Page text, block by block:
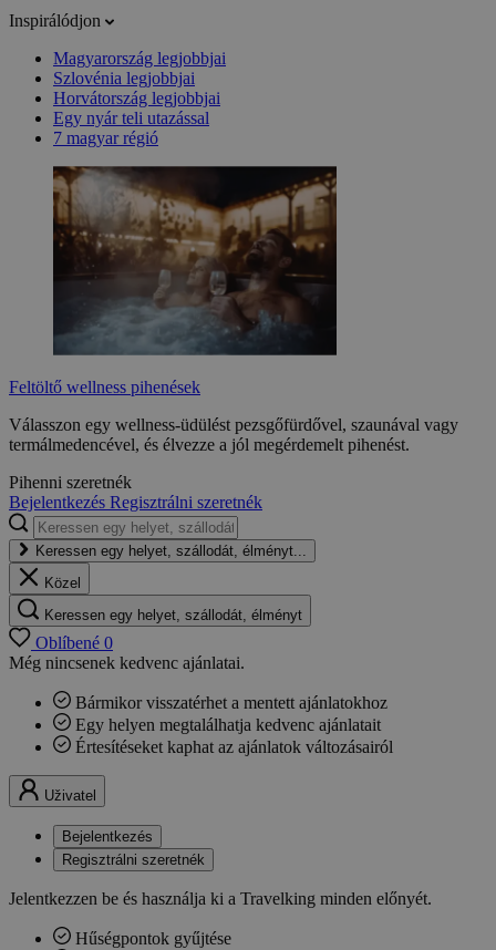
Inspirálódjon
Magyarország legjobbjai
Szlovénia legjobbjai
Horvátország legjobbjai
Egy nyár teli utazással
7 magyar régió
Feltöltő wellness pihenések
Válasszon egy wellness-üdülést pezsgőfürdővel, szaunával vagy
termálmedencével, és élvezze a jól megérdemelt pihenést.
Pihenni szeretnék
Bejelentkezés Regisztrálni szeretnék
Keressen egy helyet, szállodát, élményt...
Közel
Keressen egy helyet, szállodát, élményt
Oblíbené 0
Még nincsenek kedvenc ajánlatai.
Bármikor visszatérhet a mentett ajánlatokhoz
Egy helyen megtalálhatja kedvenc ajánlatait
Értesítéseket kaphat az ajánlatok változásairól
Uživatel
Bejelentkezés
Regisztrálni szeretnék
Jelentkezzen be és használja ki a Travelking minden előnyét.
Hűségpontok gyűjtése